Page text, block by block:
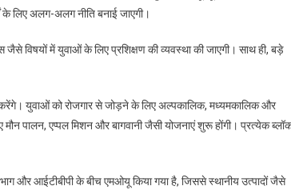
के लिए अलग-अलग नीति बनाई जाएगी।
जैसे विषयों में युवाओं के लिए प्रशिक्षण की व्यवस्था की जाएगी। साथ ही, बड़े
युवाओं को रोजगार से जोड़ने के लिए अल्पकालिक, मध्यमकालिक और
पालन, एप्पल मिशन और बागवानी जैसी योजनाएं शुरू होंगी। प्रत्येक
और आईटीबीपी के बीच एमओयू किया गया है, जिससे स्थानीय उत्पादों जैसे